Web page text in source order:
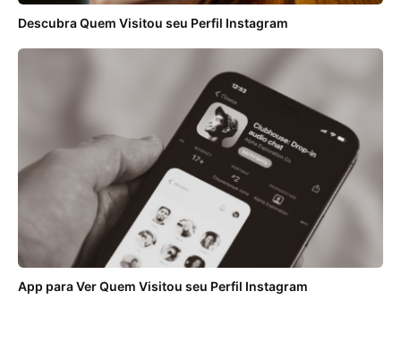
Descubra Quem Visitou seu Perfil Instagram
App para Ver Quem Visitou seu Perfil Instagram